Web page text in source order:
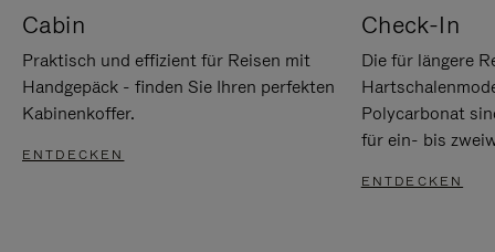
Cabin
Praktisch und effizient für Reisen mit
Handgepäck - finden Sie Ihren perfekten
Kabinenkoffer.
ENTDECKEN
Check-In
Die für längere
Polycarbonat
für ein- bis
ENTDECKEN